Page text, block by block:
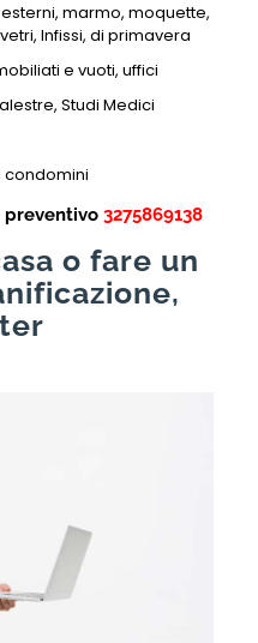
marmo, moquette,
Infissi, di primavera
e vuoti, uffici
Studi Medici
condomini
preventivo 3275869138
o fare un